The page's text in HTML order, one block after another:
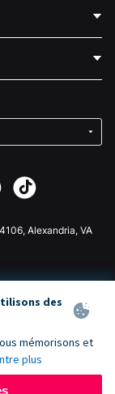
Alexandria, VA
des
mémorisons et
plus